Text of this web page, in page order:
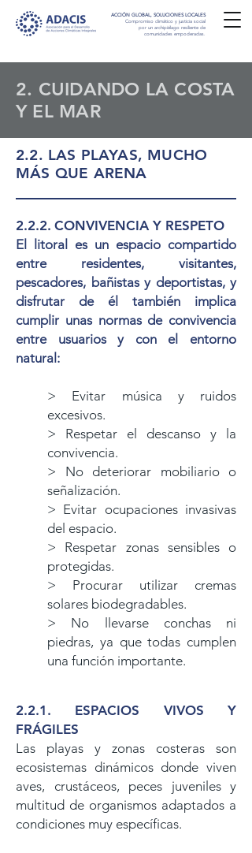
ACCIÓN GLOBAL, SOLUCIONES LOCALES
Compromiso climático y justicia social
por un archipiélago resiliente de
comunidades empoderadas.
2. CUIDANDO LA COSTA
Y EL MAR
2.2. LAS PLAYAS, MUCHO
MÁS QUE ARENA
2.2.2. CONVIVENCIA Y RESPETO
El litoral es un espacio compartido
entre residentes, visitantes,
pescadores, bañistas y deportistas, y
disfrutar de él también implica
cumplir unas normas de convivencia
entre usuarios y con el entorno
natural:
> Evitar música y ruidos
excesivos.
> Respetar el descanso y la
convivencia.
> No deteriorar mobiliario o
señalización.
> Evitar ocupaciones invasivas
del espacio.
> Respetar zonas sensibles o
protegidas.
> Procurar utilizar cremas
solares biodegradables.
> No llevarse conchas ni
piedras, ya que todas cumplen
una función importante.
2.2.1. ESPACIOS VIVOS Y
FRÁGILES
Las playas y zonas costeras son
ecosistemas dinámicos donde viven
aves, crustáceos, peces juveniles y
multitud de organismos adaptados a
condiciones muy específicas.